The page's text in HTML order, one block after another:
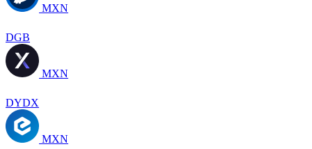
MXN
DGB
MXN
DYDX
MXN